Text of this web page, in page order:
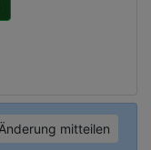
Änderung mitteilen